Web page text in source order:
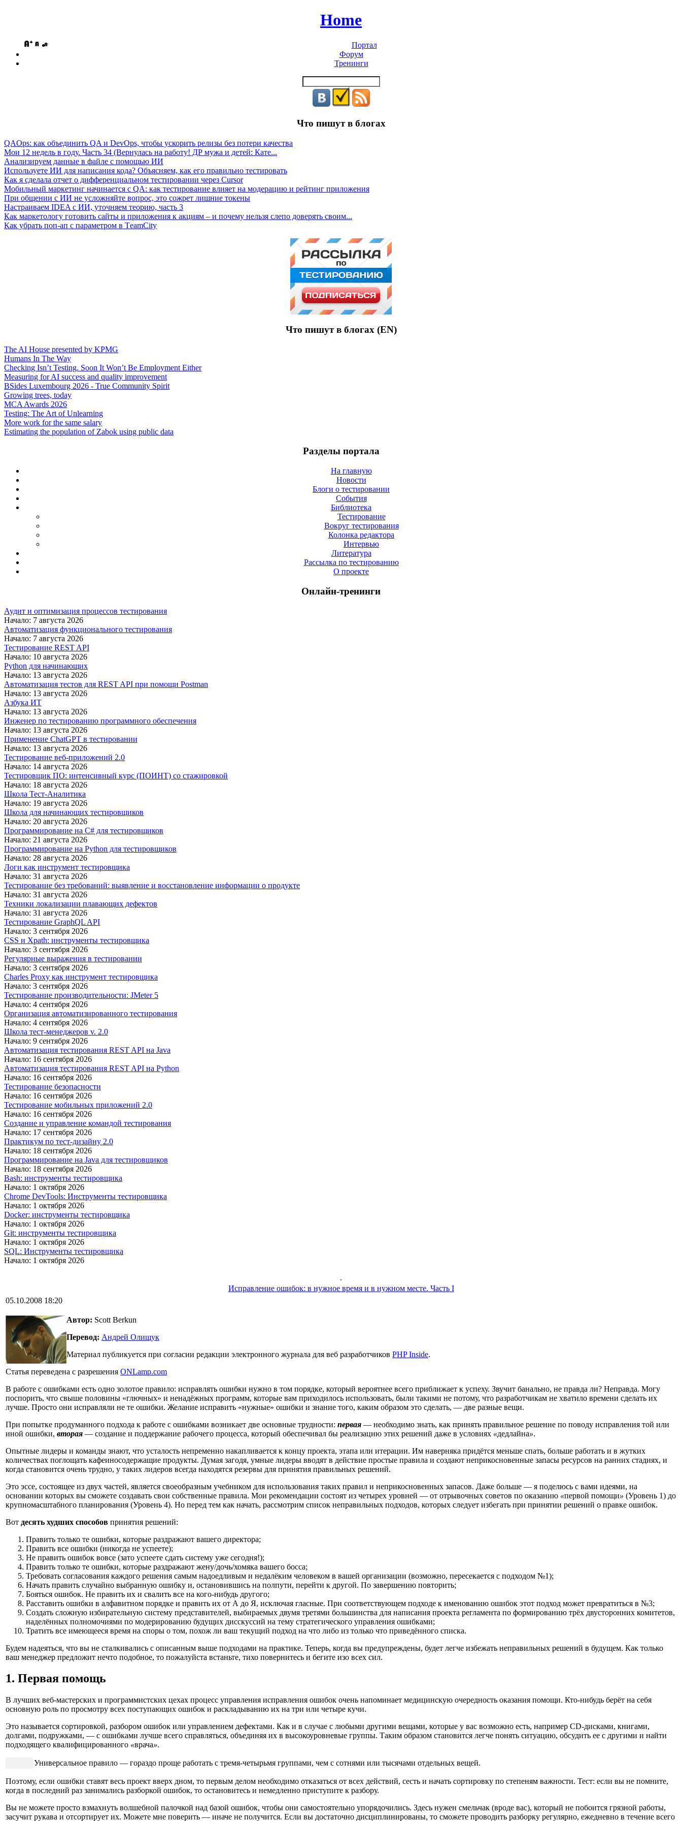
Home
Портал
Форум
Тренинги
Что пишут в блогах
QAOps: как объединить QA и DevOps, чтобы ускорить релизы без потери качества
Мои 12 недель в году. Часть 34 (Вернулась на работу! ДР мужа и детей: Кате...
Анализируем данные в файле с помощью ИИ
Используете ИИ для написания кода? Объясняем, как его правильно тестировать
Как я сделала отчет о дифференциальном тестировании через Cursor
Мобильный маркетинг начинается с QA: как тестирование влияет на модерацию и рейтинг приложения
При общении с ИИ не усложняйте вопрос, это сожрет лишние токены
Настраиваем IDEA с ИИ, уточняем теорию, часть 3
Как маркетологу готовить сайты и приложения к акциям – и почему нельзя слепо доверять своим...
Как убрать поп-ап с параметром в ТeamСity
Что пишут в блогах (EN)
The AI House presented by KPMG
Humans In The Way
Checking Isn’t Testing. Soon It Won’t Be Employment Either
Measuring for AI success and quality improvement
BSides Luxembourg 2026 - True Community Spirit
Growing trees, today
MCA Awards 2026
Testing: The Art of Unlearning
More work for the same salary
Estimating the population of Zabok using public data
Разделы портала
На главную
Новости
Блоги о тестировании
События
Библиотека
Тестирование
Вокруг тестирования
Колонка редактора
Интервью
Литература
Рассылка по тестированию
О проекте
Онлайн-тренинги
Аудит и оптимизация процессов тестирования
Начало: 7 августа 2026
Автоматизация функционального тестирования
Начало: 7 августа 2026
Тестирование REST API
Начало: 10 августа 2026
Python для начинающих
Начало: 13 августа 2026
Автоматизация тестов для REST API при помощи Postman
Начало: 13 августа 2026
Азбука ИТ
Начало: 13 августа 2026
Инженер по тестированию программного обеспечения
Начало: 13 августа 2026
Применение ChatGPT в тестировании
Начало: 13 августа 2026
Тестирование веб-приложений 2.0
Начало: 14 августа 2026
Тестировщик ПО: интенсивный курс (ПОИНТ) со стажировкой
Начало: 18 августа 2026
Школа Тест-Аналитика
Начало: 19 августа 2026
Школа для начинающих тестировщиков
Начало: 20 августа 2026
Программирование на C# для тестировщиков
Начало: 21 августа 2026
Программирование на Python для тестировщиков
Начало: 28 августа 2026
Логи как инструмент тестировщика
Начало: 31 августа 2026
Тестирование без требований: выявление и восстановление информации о продукте
Начало: 31 августа 2026
Техники локализации плавающих дефектов
Начало: 31 августа 2026
Тестирование GraphQL API
Начало: 3 сентября 2026
CSS и Xpath: инструменты тестировщика
Начало: 3 сентября 2026
Регулярные выражения в тестировании
Начало: 3 сентября 2026
Charles Proxy как инструмент тестировщика
Начало: 3 сентября 2026
Тестирование производительности: JMeter 5
Начало: 4 сентября 2026
Организация автоматизированного тестирования
Начало: 4 сентября 2026
Школа тест-менеджеров v. 2.0
Начало: 9 сентября 2026
Автоматизация тестирования REST API на Java
Начало: 16 сентября 2026
Автоматизация тестирования REST API на Python
Начало: 16 сентября 2026
Тестирование безопасности
Начало: 16 сентября 2026
Тестирование мобильных приложений 2.0
Начало: 16 сентября 2026
Создание и управление командой тестирования
Начало: 17 сентября 2026
Практикум по тест-дизайну 2.0
Начало: 18 сентября 2026
Программирование на Java для тестировщиков
Начало: 18 сентября 2026
Bash: инструменты тестировщика
Начало: 1 октября 2026
Chrome DevTools: Инструменты тестировщика
Начало: 1 октября 2026
Docker: инструменты тестировщика
Начало: 1 октября 2026
Git: инструменты тестировщика
Начало: 1 октября 2026
SQL: Инструменты тестировщика
Начало: 1 октября 2026
.
Исправление ошибок: в нужное время и в нужном месте. Часть I
05.10.2008 18:20
Автор: Scott Berkun
Перевод: Андрей Олищук
Материал публикуется при согласии редакции электронного журнала для веб разработчиков PHP Inside.
Статья переведена с разрешения ONLamp.com
В работе с ошибками есть одно золотое правило: исправлять ошибки нужно в том порядке, который вероятнее всего приближает к успеху. Звучит банально, не правда ли? Неправда. Могу
поспорить, что свыше половины «глючных» и ненадёжных программ, которые вам приходилось использовать, были такими не потому, что разработчикам не хватило времени сделать их
лучше. Просто они исправляли не те ошибки. Желание исправить «нужные» ошибки и знание того, каким образом это сделать, — две разные вещи.
При попытке продуманного подхода к работе с ошибками возникает две основные трудности: первая — необходимо знать, как принять правильное решение по поводу исправления той или
иной ошибки, вторая — создание и поддержание рабочего процесса, который обеспечивал бы реализацию этих решений даже в условиях «дедлайна».
Опытные лидеры и команды знают, что усталость непременно накапливается к концу проекта, этапа или итерации. Им наверняка придётся меньше спать, больше работать и в жутких
количествах поглощать кафеиносодержащие продукты. Думая загодя, умные лидеры вводят в действие простые правила и создают неприкосновенные запасы ресурсов на ранних стадиях, и
когда становится очень трудно, у таких лидеров всегда находятся резервы для принятия правильных решений.
Это эссе, состоящее из двух частей, является своеобразным учебником для использования таких правил и неприкосновенных запасов. Даже больше — я поделюсь с вами идеями, на
основании которых вы сможете создавать свои собственные правила. Мои рекомендации состоят из четырех уровней — от отрывочных советов по оказанию «первой помощи» (Уровень 1) до
крупномасштабного планирования (Уровень 4). Но перед тем как начать, рассмотрим список неправильных подходов, которых следует избегать при принятии решений о правке ошибок.
Вот десять худших способов принятия решений:
Править только те ошибки, которые раздражают вашего директора;
Править все ошибки (никогда не успеете);
Не править ошибок вовсе (зато успеете сдать систему уже сегодня!);
Править только те ошибки, которые раздражают жену/дочь/хомяка вашего босса;
Требовать согласования каждого решения самым надоедливым и недалёким человеком в вашей организации (возможно, пересекается с подходом №1);
Начать править случайно выбранную ошибку и, остановившись на полпути, перейти к другой. По завершению повторить;
Бояться ошибок. Не править их и свалить все на кого-нибудь другого;
Расставить ошибки в алфавитном порядке и править их от А до Я, исключая гласные. При соответствующем подходе к именованию ошибок этот подход может превратиться в №3;
Создать сложную избирательную систему представителей, выбираемых двумя третями большинства для написания проекта регламента по формированию трёх двусторонних комитетов,
наделённых полномочиями по модерированию будущих дисскуссий на тему стратегического управления ошибками;
Тратить все имеющееся время на споры о том, похож ли ваш текущий подход на что либо из только что приведённого списка.
Будем надеяться, что вы не сталкивались с описанным выше подходами на практике. Теперь, когда вы предупреждены, будет легче избежать неправильных решений в будущем. Как только
ваш менеджер предложит нечто подобное, то пожалуйста встаньте, тихо повернитесь и бегите изо всех сил.
1. Первая помощь
В лучших веб-мастерских и программистских цехах процесс управления исправления ошибок очень напоминает медицинскую очередность оказания помощи. Кто-нибудь берёт на себя
основную роль по просмотру всех поступающих ошибок и раскладыванию их на три или четыре кучи.
Это называется сортировкой, разбором ошибок или управлением дефектами. Как и в случае с любыми другими вещами, которые у вас возможно есть, например CD-дисками, книгами,
долгами, подружками, — с ошибками лучше всего справляться, объединяя их в высокоуровневые группы. Таким образом становится легче понять ситуацию, обсудить ее с другими и найти
подходящего квалифицированного «врача».
Универсальное правило — гораздо проще работать с тремя-четырьмя группами, чем с сотнями или тысячами отдельных вещей.
Поэтому, если ошибки ставят весь проект вверх дном, то первым делом необходимо отказаться от всех действий, сесть и начать сортировку по степеням важности. Тест: если вы не помните,
когда в последний раз занимались разборкой ошибок, то остановитесь и немедленно приступите к разбору.
Вы не можете просто взмахнуть волшебной палочкой над базой ошибок, чтобы они самостоятельно упорядочились. Здесь нужен смельчак (вроде вас), который не побоится грязной работы,
засучит рукава и отсортирует их. Можете мне поверить — иначе не получится. Если вы достаточно дисциплинированы, то сможете проводить разборку регулярно, ежедневно в течение всего